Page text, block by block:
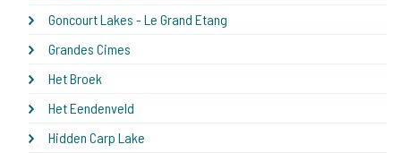
Goncourt Lakes - Le Grand Etang
Grandes Cimes
Het Broek
Het Eendenveld
Hidden Carp Lake